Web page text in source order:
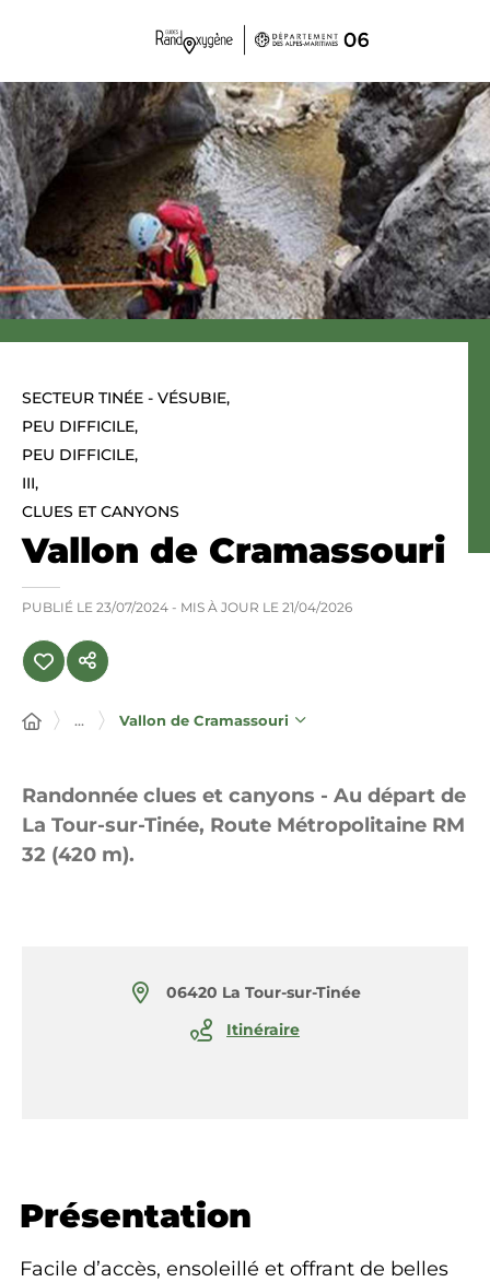
SECTEUR TINÉE - VÉSUBIE,
PEU DIFFICILE,
PEU DIFFICILE,
III,
CLUES ET CANYONS
Vallon de Cramassouri
PUBLIÉ LE 23/07/2024 - MIS À JOUR LE 21/04/2026
... Vallon de Cramassouri
Randonnée clues et canyons - Au départ de
La Tour-sur-Tinée, Route Métropolitaine RM
32 (420 m).
06420 La Tour-sur-Tinée
Itinéraire
Présentation
Facile d’accès, ensoleillé et offrant de belles